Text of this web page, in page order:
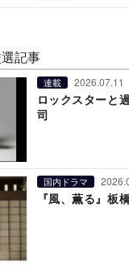
記事
連載 2026.07.11
ロックスターと
司
国内ドラマ
『風、薫る』板